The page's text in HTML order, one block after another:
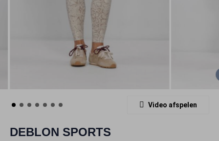
Video afspelen
DEBLON SPORTS